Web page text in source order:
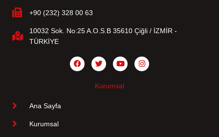
+90 (232) 328 00 63
10032 Sok. No:25 A.O.S.B 35610 Çiğli / İZMİR -
TÜRKİYE
Kurumsal
Ana Sayfa
Kurumsal